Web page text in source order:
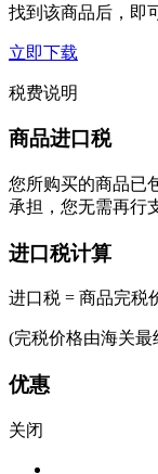
找到该商品后，即
立即下载
税费说明
商品进口税
您所购买的商品已
承担，您无需再行
进口税计算
进口税 = 商品完税
(完税价格由海关最
优惠
关闭